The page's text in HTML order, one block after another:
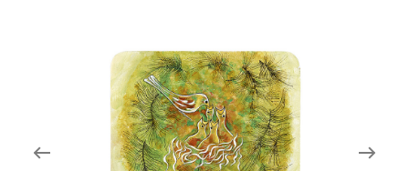
Zlín Film Festival